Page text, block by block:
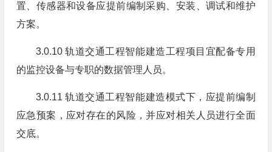
置、传感器和设备应提前编制采购、安装、调试和维护
方案。
3.0.10 轨道交通工程智能建造工程项目宜配备专用
的监控设备与专职的数据管理人员。
3.0.11 轨道交通工程智能建造模式下，应提前编制
应急预案，应对存在的风险，并应对相关人员进行全面
交底。